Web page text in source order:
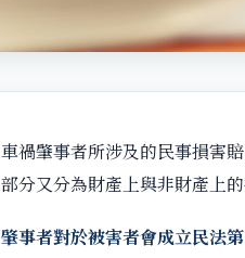
車禍肇事者所涉及的民事損害
部分又分為財產上與非財產上
肇事者對於被害者會成立民法